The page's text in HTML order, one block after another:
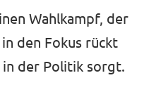
Wahlkampf, der
den Fokus rückt
der Politik sorgt.